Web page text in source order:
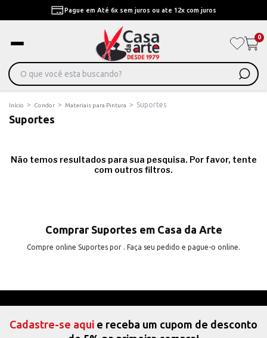
Pague em Até 6x sem juros ou ate 12x com juros
0
Início > Condor > Materiais para Pintura > Suportes
Suportes
Não temos resultados para sua pesquisa. Por favor, tente
com outros filtros.
Comprar Suportes em Casa da Arte
Compre online Suportes por . Faça seu pedido e pague-o online.
Cadastre-se aqui e receba um cupom de desconto